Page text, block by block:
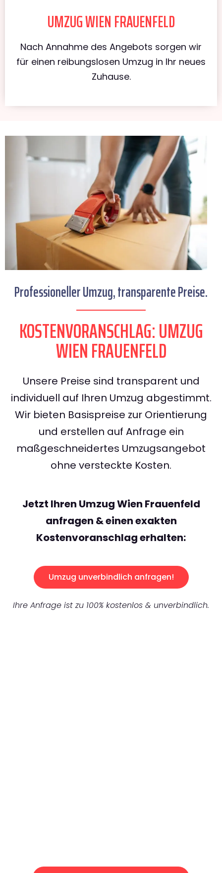
UMZUG WIEN FRAUENFELD
Nach Annahme des Angebots sorgen wir
für einen reibungslosen Umzug in Ihr neues
Zuhause.
Professioneller Umzug, transparente Preise.
KOSTENVORANSCHLAG: UMZUG
WIEN FRAUENFELD
Unsere Preise sind transparent und
individuell auf Ihren Umzug abgestimmt.
Wir bieten Basispreise zur Orientierung
und erstellen auf Anfrage ein
maßgeschneidertes Umzugsangebot
ohne versteckte Kosten.
Jetzt Ihren Umzug Wien Frauenfeld
anfragen & einen exakten
Kostenvoranschlag erhalten:
Umzug unverbindlich anfragen!
Ihre Anfrage ist zu 100% kostenlos & unverbindlich.